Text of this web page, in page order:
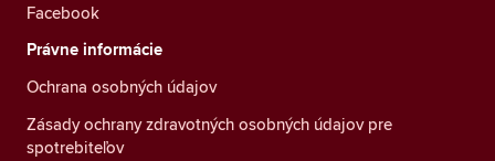
Facebook
Právne informácie
Ochrana osobných údajov
Zásady ochrany zdravotných osobných údajov pre
spotrebiteľov